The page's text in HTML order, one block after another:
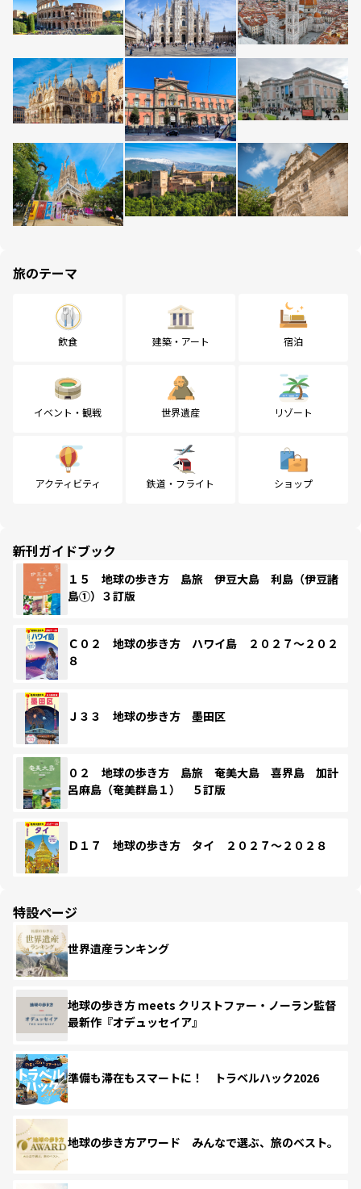
旅のテーマ
飲食 建築・アート 宿泊
イベント・観戦 世界遺産 リゾート
アクティビティ 鉄道・フライト ショップ
新刊ガイドブック
１５ 地球の歩き方 島旅 伊豆大島 利島（伊豆諸
島①）３訂版
Ｃ０２ 地球の歩き方 ハワイ島 ２０２７～２０２
８
Ｊ３３ 地球の歩き方 墨田区
０２ 地球の歩き方 島旅 奄美大島 喜界島 加計
呂麻島（奄美群島１） ５訂版
Ｄ１７ 地球の歩き方 タイ ２０２７～２０２８
特設ページ
世界遺産ランキング
地球の歩き方 meets クリストファー・ノーラン監督
最新作『オデュッセイア』
準備も滞在もスマートに！ トラベルハック2026
地球の歩き方アワード みんなで選ぶ、旅のベスト。